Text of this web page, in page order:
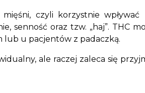
czyli korzystnie
senność oraz tzw. „haj”. THC
u pacjentów z padaczką.
ale raczej zaleca się